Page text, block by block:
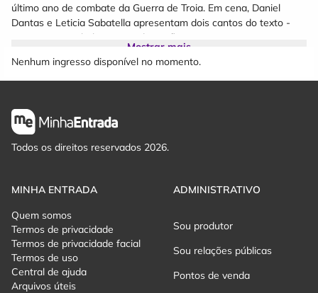
último ano de combate da Guerra de Troia. Em cena, Daniel
Dantas e Leticia Sabatella apresentam dois cantos do texto -
Canto 1: o estabelecimento do conflito interno entre os gregos e
implacável do herói ao campo de batalha.
surgiu quando Daniel Dantas e Letícia Sabatella apresentaram
os dois cantos da Ilíada na abertura do 32º Festival de Inverno
da Universidade Federal do Paraná (UFPR), em 2022. Texto que
- que são interpretados em sequência pelos atores, ligando, em
Recitada em festivais na antiguidade por séculos e matéria-
prima essencial para a educação no mundo grego, a Ilíada é
considerada a obra fundadora do pensamento ocidental.
Mostrar mais
Nenhum ingresso disponível no momento.
Todos os direitos reservados 2026.
MINHA ENTRADA
Quem somos
Termos de privacidade
Termos de privacidade facial
Termos de uso
Central de ajuda
Arquivos úteis
ADMINISTRATIVO
Sou produtor
Sou relações públicas
Pontos de venda